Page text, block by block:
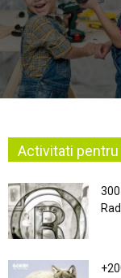
Activitati